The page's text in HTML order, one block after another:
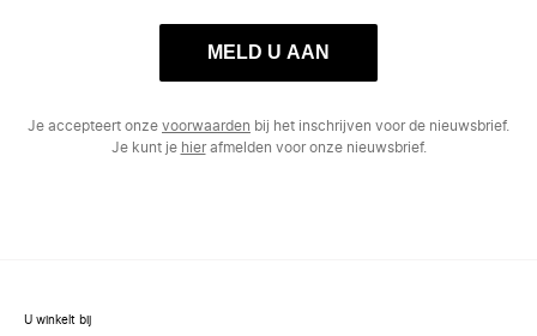
MELD U AAN
Je accepteert onze voorwaarden bij het inschrijven voor de nieuwsbrief.
Je kunt je hierafmelden voor onze nieuwsbrief.
U winkelt bij